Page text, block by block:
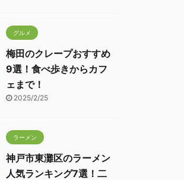
グルメ
梅田のクレープおすすめ
9選！食べ歩きからカフ
ェまで！
2025/2/25
ラーメン
神戸市東灘区のラーメン
人気ランキング7選！二